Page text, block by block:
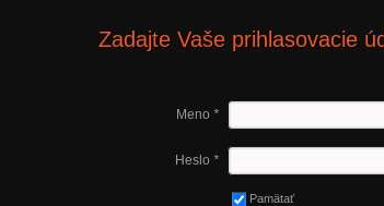
Zadajte Vaše prihlasovacie
Meno *
Heslo *
Pamätať